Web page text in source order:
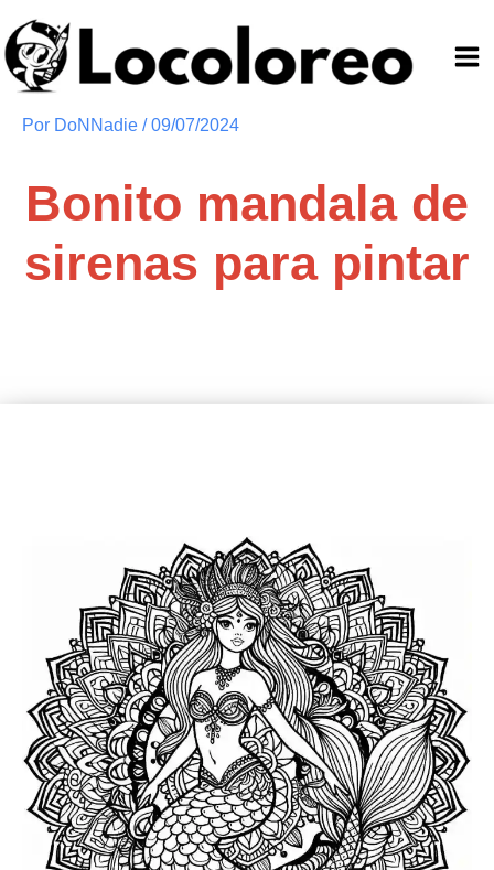
al
contenido
Por DoNNadie /09/07/2024
Bonito mandala de
sirenas para pintar